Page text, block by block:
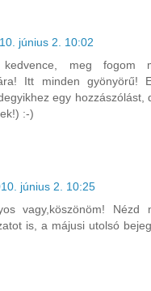
június 2. 10:02
kedvence, meg fogom
Itt minden gyönyörű!
egy hozzászólást,
:-)
június 2. 10:25
vagy,köszönöm!
is, a májusi utolsó